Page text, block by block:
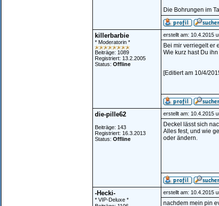
Die Bohrungen im
killerbarbie
* Moderatorin *
Beiträge: 1089
Registriert: 13.2.2005
Status: Offline
erstellt am: 10.4.2015
Bei mir verriegelt er
Wie kurz hast Du
[Editiert am 10/4/
die-pille62
Beiträge: 143
Registriert: 16.3.2013
Status: Offline
erstellt am: 10.4.2015
Deckel lässt sich
Alles fest, und wie
oder ändern.
-Hecki-
* VIP-Deluxe *
erstellt am: 10.4.2015
nachdem mein pin